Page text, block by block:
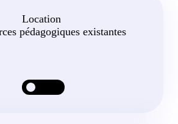
Location
pédagogiques existantes